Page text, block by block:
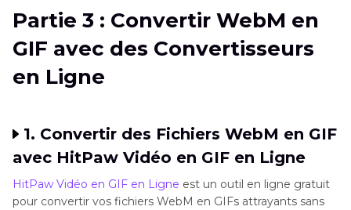
Partie 3 : Convertir WebM en
GIF avec des Convertisseurs
en Ligne
1. Convertir des Fichiers WebM en GIF
avec HitPaw Vidéo en GIF en Ligne
HitPaw Vidéo en GIF en Ligne est un outil en ligne gratuit
pour convertir vos fichiers WebM en GIFs attrayants sans